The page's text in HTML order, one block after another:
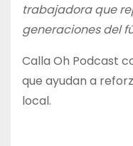
trabajadora que
generaciones del
Calla Oh Podcast
que ayudan a
local.